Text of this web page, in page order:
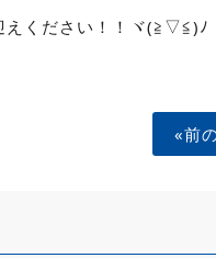
えください！！ヾ(≧▽≦)ﾉ
«前